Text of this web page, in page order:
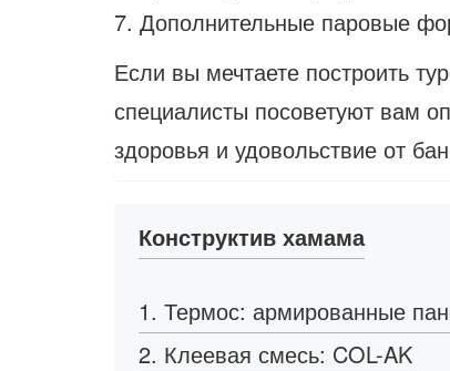
7. Дополнительные паровые
Если вы мечтаете построить
специалисты посоветуют вам
здоровья и удовольствие от
Конструктив хамама
1. Термос: армированные
2. Клеевая смесь: COL-AK